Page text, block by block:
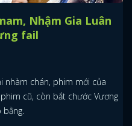
Nhậm Gia Luân
fail
nhàm chán, phim mới của
cũ, còn bắt chước Vương
bằng.